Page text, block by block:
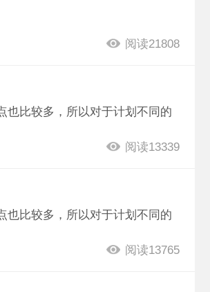
阅读21808
也比较多，所以对于计划不同的
阅读13339
也比较多，所以对于计划不同的
阅读13765